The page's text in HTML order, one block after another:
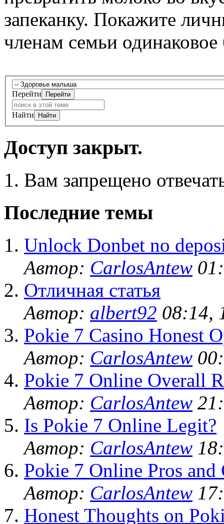
запеканку. Покажите
членам семьи
Перейти
Найти
Доступ закрыт.
Вам запрещено
Последние темы
Unlock Donbet no
Автор: CarlosAntew
Отличная статья
Автор: albert92 08:14,
Pokie 7 Casino Honest
Автор: CarlosAntew
Pokie 7 Online Overall
Автор: CarlosAntew
Is Pokie 7 Online Legit?
Автор: CarlosAntew
Pokie 7 Online Pros and
Автор: CarlosAntew
Honest Thoughts on